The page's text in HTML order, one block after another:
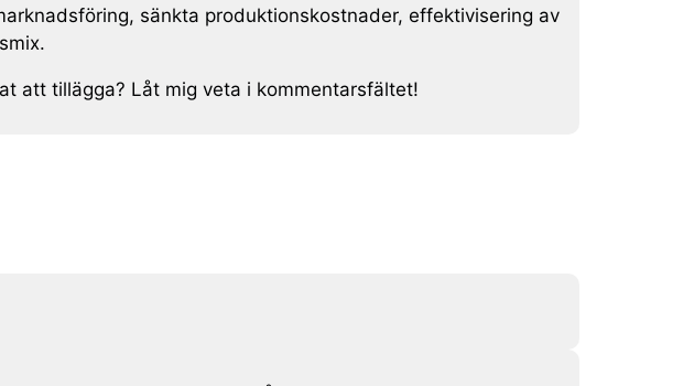
sänkta produktionskostnader, effektivisering av
att tillägga? Låt mig veta i kommentarsfältet!